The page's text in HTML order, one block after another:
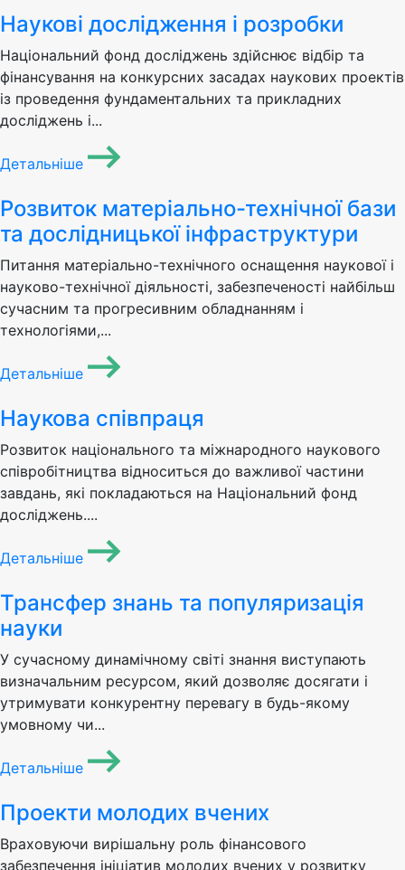
Наукові дослідження і розробки
Національний фонд досліджень здійснює відбір та
фінансування на конкурсних засадах наукових проектів
із проведення фундаментальних та прикладних
досліджень і...
Детальніше
Розвиток матеріально-технічної бази
та дослідницької інфраструктури
Питання матеріально-технічного оснащення наукової і
науково-технічної діяльності, забезпеченості найбільш
сучасним та прогресивним обладнанням і
технологіями,...
Детальніше
Наукова співпраця
Розвиток національного та міжнародного наукового
співробітництва відноситься до важливої частини
завдань, які покладаються на Національний фонд
досліджень....
Детальніше
Трансфер знань та популяризація
науки
У сучасному динамічному світі знання виступають
визначальним ресурсом, який дозволяє досягати і
утримувати конкурентну перевагу в будь-якому
умовному чи...
Детальніше
Проекти молодих вчених
Враховуючи вирішальну роль фінансового
забезпечення ініціатив молодих вчених у розвитку